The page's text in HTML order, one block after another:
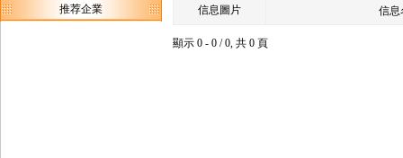
推荐企業 信息圖片 信息
顯示 0 - 0 / 0, 共 0 頁